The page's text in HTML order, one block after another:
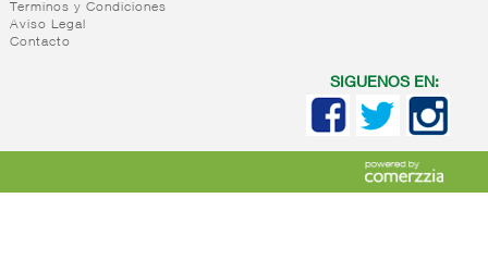
Terminos y Condiciones
Aviso Legal
Contacto
SIGUENOS EN: